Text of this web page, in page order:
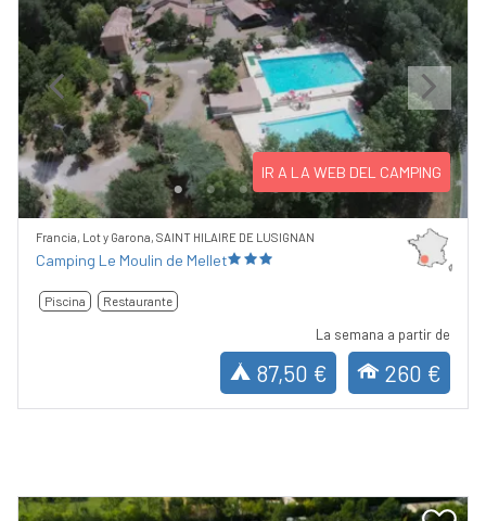
Previous Next
IR A LA WEB DEL CAMPING
Francia, Lot y Garona, SAINT HILAIRE DE LUSIGNAN
Camping Le Moulin de Mellet
Piscina Restaurante
La semana a partir de
87,50 € 260 €